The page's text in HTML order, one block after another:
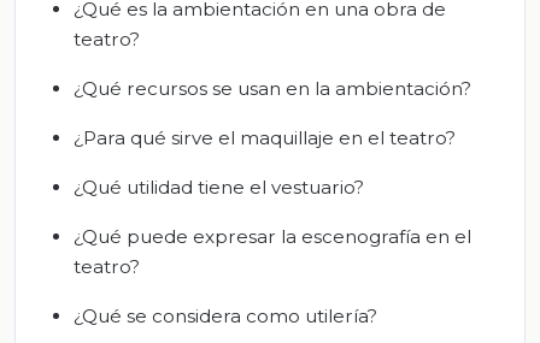
¿Qué es la ambientación en una obra de
teatro?
¿Qué recursos se usan en la ambientación?
¿Para qué sirve el maquillaje en el teatro?
¿Qué utilidad tiene el vestuario?
¿Qué puede expresar la escenografía en el
teatro?
¿Qué se considera como utilería?